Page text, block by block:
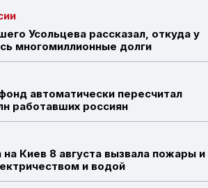
Усольцева рассказал, откуда у
многомиллионные долги
автоматически пересчитал
работавших россиян
на Киев 8 августа вызвала пожары и
и водой